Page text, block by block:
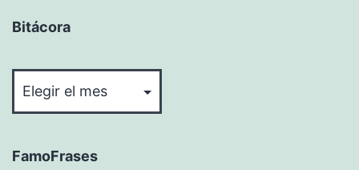
Bitácora
FamoFrases